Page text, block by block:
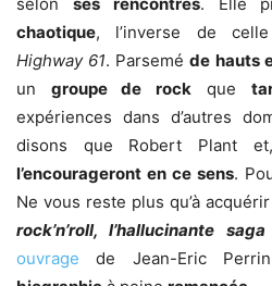
selon ses rencontres. Elle
chaotique, l’inverse de
Highway 61. Parsemé de hauts
un groupe de rock que
expériences dans d’autres
disons que Robert Plant
l’encourageront en ce sens.
Ne vous reste plus qu’à
rock’n’roll, l’hallucinante
ouvrage de Jean-Eric